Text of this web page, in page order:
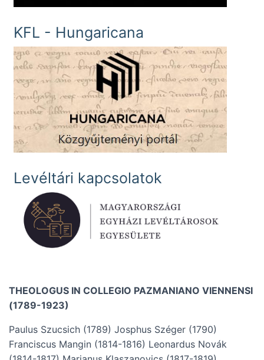
KFL - Hungaricana
Levéltári kapcsolatok
THEOLOGUS IN COLLEGIO PAZMANIANO VIENNENSI
(1789-1923)
Paulus Szucsich (1789) Josphus Széger (1790)
Franciscus Mangin (1814-1816) Leonardus Novák